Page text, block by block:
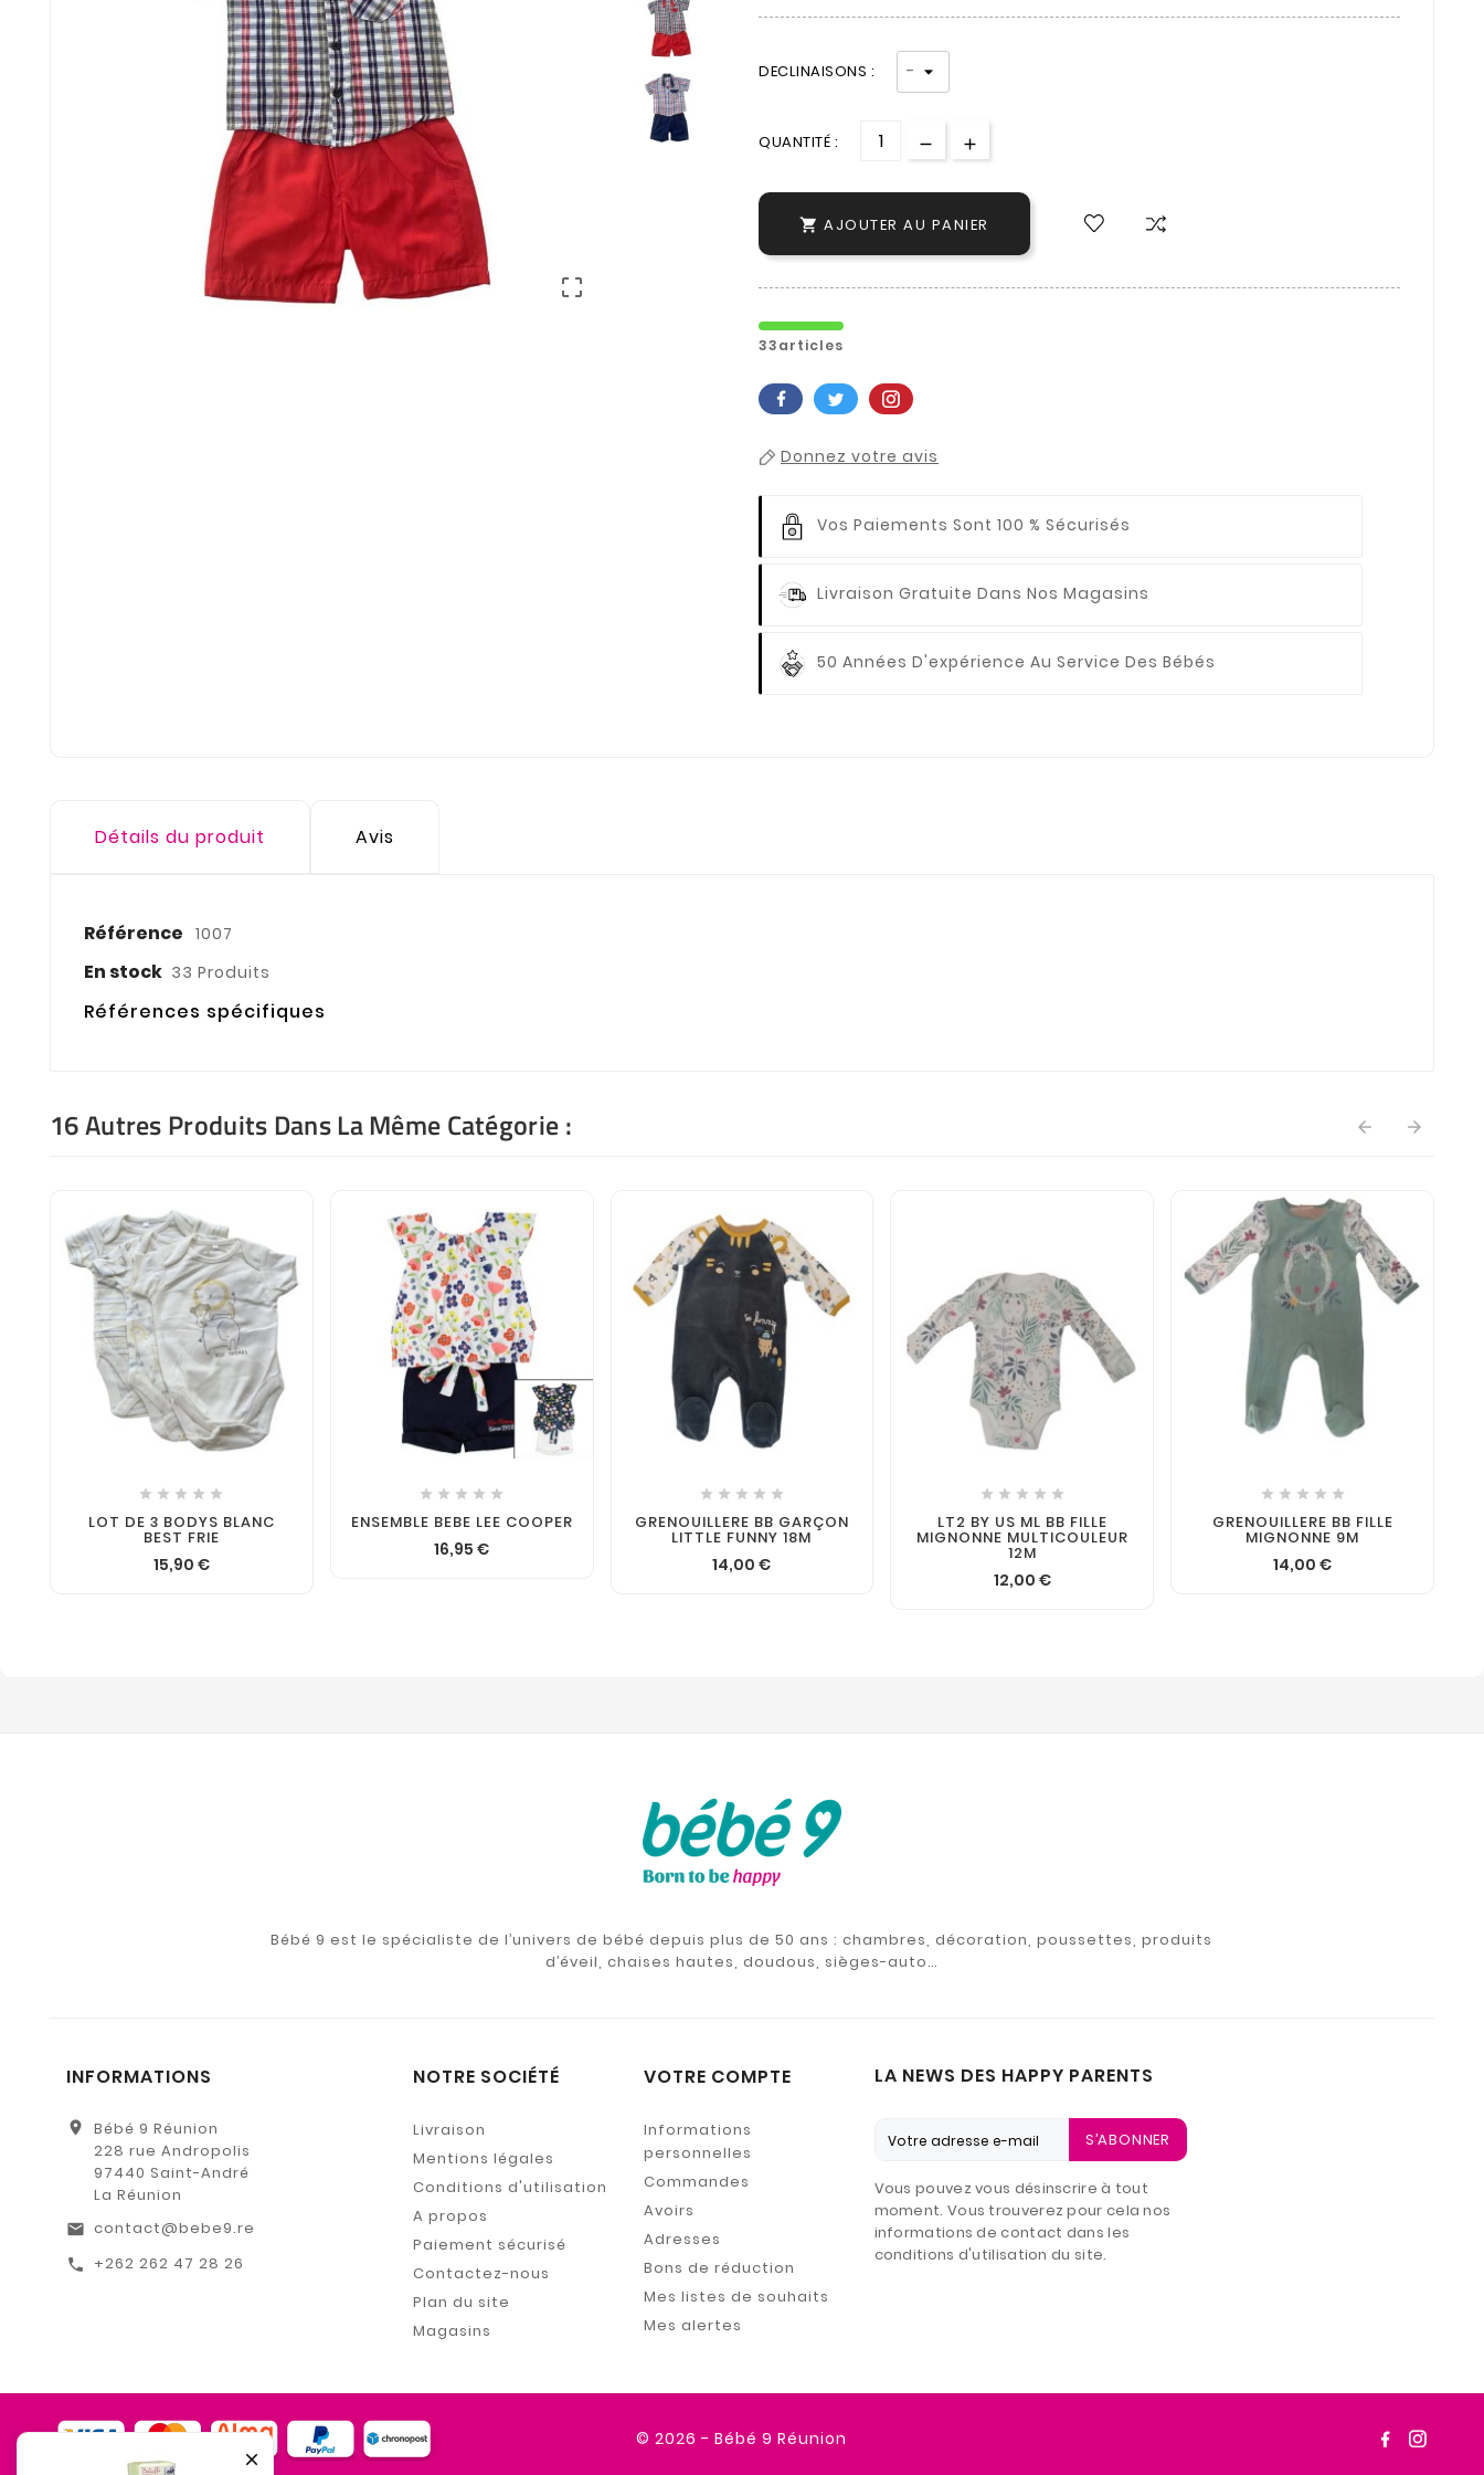


DECLINAISONS :
QUANTITÉ :
 AJOUTER AU PANIER
33articles
Donnez votre avis
Vos Paiements Sont 100 % Sécurisés
Livraison Gratuite Dans Nos Magasins
50 Années D'expérience Au Service Des Bébés
Détails du produit Avis
Référence 1007
En stock 33 Produits
Références spécifiques
16 Autres Produits Dans La Même Catégorie :  

    
LOT DE 3 BODYS BLANC
BEST FRIE
15,90 €
    
ENSEMBLE BEBE LEE COOPER
16,95 €
    
GRENOUILLERE BB GARÇON
LITTLE FUNNY 18M
14,00 €

    
LT2 BY US ML BB FILLE
MIGNONNE MULTICOULEUR
12M
12,00 €
    
GRENOUILLERE BB FILLE
MIGNONNE 9M
14,00 €
Bébé 9 est le spécialiste de l’univers de bébé depuis plus de 50 ans : chambres, décoration, poussettes, produits
d’éveil, chaises hautes, doudous, sièges-auto…
INFORMATIONS
location_on
Bébé 9 Réunion
228 rue Andropolis
97440 Saint-André
La Réunion
email contact@bebe9.re
call +262 262 47 28 26
NOTRE SOCIÉTÉ
Livraison
Mentions légales
Conditions d'utilisation
A propos
Paiement sécurisé
Contactez-nous
Plan du site
Magasins
VOTRE COMPTE
Informations
personnelles
Commandes
Avoirs
Adresses
Bons de réduction
Mes listes de souhaits
Mes alertes
LA NEWS DES HAPPY PARENTS
S’ABONNER
Vous pouvez vous désinscrire à tout
moment. Vous trouverez pour cela nos
informations de contact dans les
conditions d'utilisation du site.
© 2026 - Bébé 9 Réunion